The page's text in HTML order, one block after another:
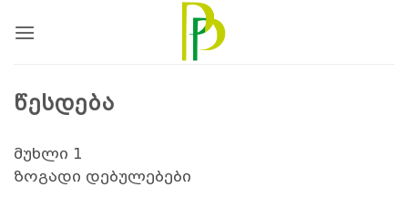
ᲬᲔᲡᲓᲔᲑᲐ
მუხლი 1
ზოგადი დებულებები